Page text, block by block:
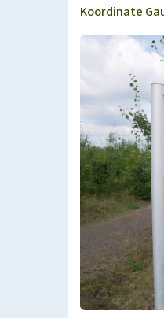
Koordinate